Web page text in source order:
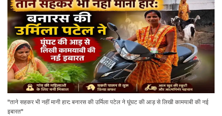
"ताने सहकर भी नहीं मानी हार: बनारस की उर्मिला पटेल ने घूंघट की आड़ से लिखी कामयाबी की नई
इबारत"